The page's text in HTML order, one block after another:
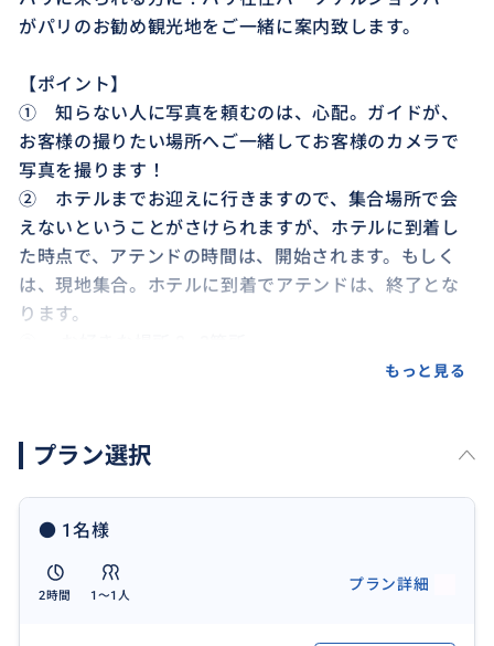
がパリのお勧め観光地をご一緒に案内致します。
【ポイント】
① 知らない人に写真を頼むのは、心配。ガイドが、
お客様の撮りたい場所へご一緒してお客様のカメラで
写真を撮ります！
② ホテルまでお迎えに行きますので、集合場所で会
えないということがさけられますが、ホテルに到着し
た時点で、アテンドの時間は、開始されます。もしく
は、現地集合。ホテルに到着でアテンドは、終了とな
ります。
④ 行きたいところを目当てにあちこち探す時間も省
⑥ パリの写真満喫できます！
私のお勧めパリの名所ご案内
エッフェル塔 モンマルトル オペラガルニエ ルーブル美
術館 オルセー美術館 ノートルダム教会 シャンゼリゼ
もっと見る
プラン選択
● 1名様
2時間 1〜1人
プラン詳細